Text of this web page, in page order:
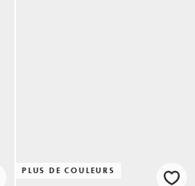
PLUS DE COULEURS